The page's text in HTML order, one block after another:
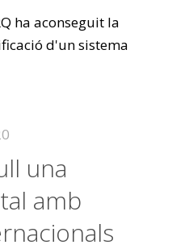
ha aconseguit la
d'un sistema
una
amb